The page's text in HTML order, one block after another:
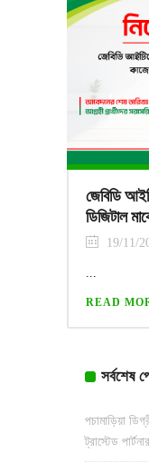
জেবিডি
ডিজিটাল
19/11/
...
READ
সর্বশেষ
পচামাড়িয়া
ট্রাস্টেড